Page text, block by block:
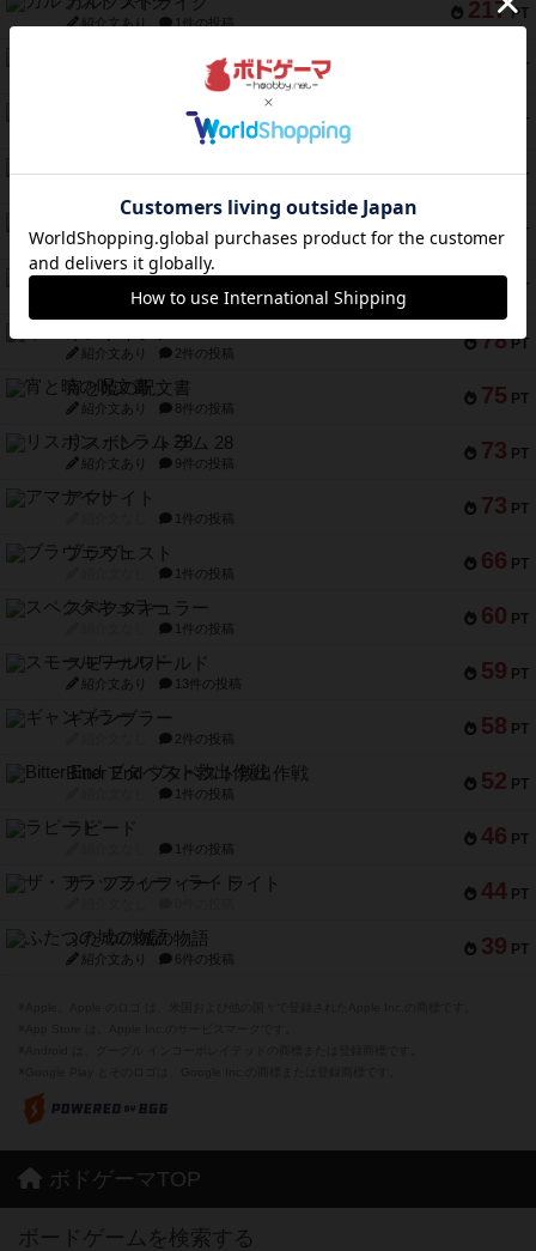
217 PT
紹介文あり 1件の投稿
PT
1件の投稿
PT
1件の投稿
108 PT
94 PT
紹介文あり 1件の投稿
79 PT
テンプテーション
紹介文なし 2件の投稿
78 PT
紹介文あり 2件の投稿
75 PT
宵と暁の呪文書
紹介文あり 8件の投稿
73 PT
リスボン・トラム 28
紹介文あり 9件の投稿
73 PT
アマナイト
1件の投稿
66 PT
ブラヴェスト
1件の投稿
60 PT
スペクタキュラー
1件の投稿
59 PT
スモールワールド
紹介文あり 13件の投稿
58 PT
ギャンブラー
2件の投稿
52 PT
Bitter End ブタペスト救出作戦
1件の投稿
46 PT
ラピード
1件の投稿
44 PT
ザ・フラッフィー・ライト
39 PT
ふたつの城の物語
紹介文あり 6件の投稿
ボドゲーマTOP
ボードゲームを検索する